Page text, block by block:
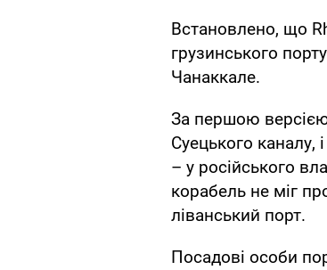
Встановлено, що
грузинського
Чанаккале.
За першою
Суецького каналу,
– у російського
корабель не міг
ліванський порт.
Посадові особи